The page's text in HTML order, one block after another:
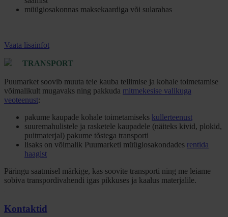
müügiosakonnas maksekaardiga või sularahas
Vaata lisainfot
TRANSPORT
Puumarket soovib muuta teie kauba tellimise ja kohale toimetamise
võimalikult mugavaks ning pakkuda mitmekesise valikuga
veoteenust:
pakume kaupade kohale toimetamiseks kullerteenust
suuremahulistele ja rasketele kaupadele (näiteks kivid, plokid,
puitmaterjal) pakume tõstega transporti
lisaks on võimalik Puumarketi müügiosakondades rentida
haagist
Päringu saatmisel märkige, kas soovite transporti ning me leiame
sobiva transpordivahendi igas pikkuses ja kaalus materjalile.
Kontaktid